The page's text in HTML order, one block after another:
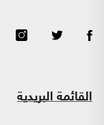
القائمة البريدية